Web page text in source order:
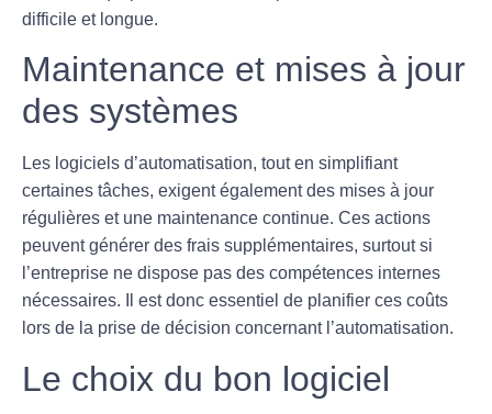
difficile et longue.
Maintenance et mises à jour
des systèmes
Les logiciels d’automatisation, tout en simplifiant
certaines tâches, exigent également des mises à jour
régulières et une maintenance continue. Ces actions
peuvent générer des frais supplémentaires, surtout si
l’entreprise ne dispose pas des compétences internes
nécessaires. Il est donc essentiel de planifier ces coûts
lors de la prise de décision concernant l’automatisation.
Le choix du bon logiciel